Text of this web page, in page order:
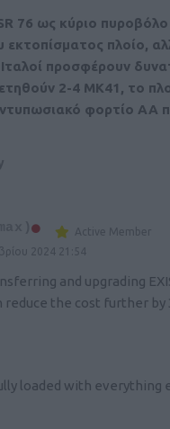
76 ως κύριο
εκτοπίσματος πλοίο,
προσφέρουν
2-4 ΜΚ41, το
φορτίο ΑΑ
Active Member
2024 21:54
and upgrading
reduce the cost further by
loaded with everything